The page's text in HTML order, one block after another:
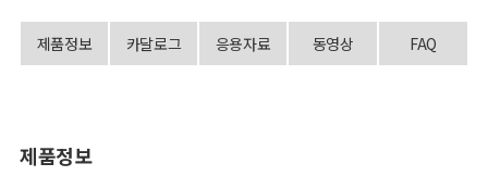
제품정보 카달로그 응용자료 동영상 FAQ
제품정보